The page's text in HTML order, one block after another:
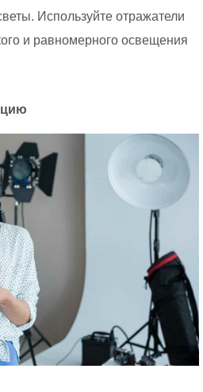
Используйте отражатели
и равномерного освещения